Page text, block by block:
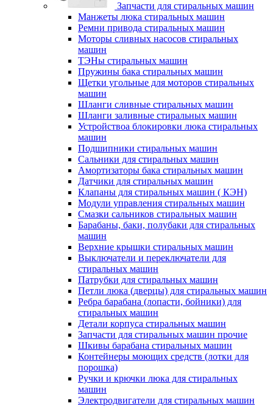
Запчасти для стиральных машин
Манжеты люка стиральных машин
Ремни привода стиральных машин
Моторы сливных насосов стиральных
машин
ТЭНы стиральных машин
Пружины бака стиральных машин
Щетки угольные для моторов стиральных
машин
Шланги сливные стиральных машин
Шланги заливные стиральных машин
Устройствоа блокировки люка стиральных
машин
Подшипники стиральных машин
Сальники для стиральных машин
Амортизаторы бака стиральных машин
Датчики для стиральных машин
Клапаны для стиральных машин ( КЭН)
Модули управления стиральных машин
Смазки сальников стиральных машин
Барабаны, баки, полубаки для стиральных
машин
Верхние крышки стиральных машин
Выключатели и переключатели для
стиральных машин
Патрубки для стиральных машин
Петли люка (дверцы) для стиральных машин
Ребра барабана (лопасти, бойники) для
стиральных машин
Детали корпуса стиральных машин
Запчасти для стиральных машин прочие
Шкивы барабана стиральных машин
Контейнеры моющих средств (лотки для
порошка)
Ручки и крючки люка для стиральных
машин
Электродвигатели для стиральных машин